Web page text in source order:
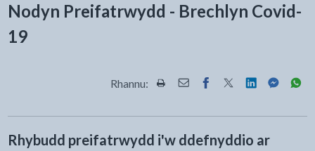
Nodyn Preifatrwydd - Brechlyn Covid-
19
Rhannu: Rhannwch y dudalen hon wrth
Rhannwch y dudalen hon
Rhannwch y dudalen
Rhannwch y
Rhannwch y
Rhybudd preifatrwydd i'w ddefnyddio ar